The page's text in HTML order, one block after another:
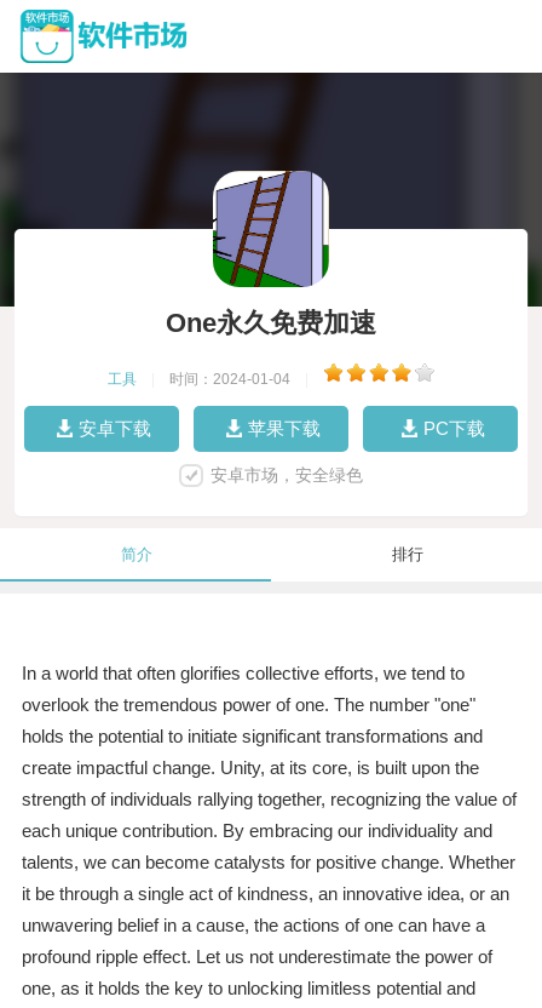
One永久免费加速
工具 时间：2024-01-04
安卓下载 苹果下载 PC下载
安卓市场，安全绿色
简介 排行
In a world that often glorifies collective efforts, we tend to
overlook the tremendous power of one. The number "one"
holds the potential to initiate significant transformations and
create impactful change. Unity, at its core, is built upon the
strength of individuals rallying together, recognizing the value of
each unique contribution. By embracing our individuality and
talents, we can become catalysts for positive change. Whether
it be through a single act of kindness, an innovative idea, or an
unwavering belief in a cause, the actions of one can have a
profound ripple effect. Let us not underestimate the power of
one, as it holds the key to unlocking limitless potential and